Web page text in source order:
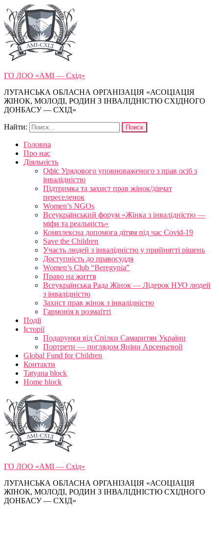
ГО ЛОО «АМІ — Схід»
ЛУГАНСЬКА ОБЛАСНА ОРГАНІЗАЦІЯ «АСОЦІАЦІЯ
ЖІНОК, МОЛОДІ, РОДИН З ІНВАЛІДНІСТЮ СХІДНОГО
ДОНБАСУ — СХІД»
Найти:
Головна
Про нас
Діяльність
Офіс Урядового уповноваженого з прав осіб з
інвалідністю
Підтримка та захист прав жінок/дівчат
переселенок
Women’s NGOs
Всеукраїнський форум «Жінка з інвалідністю —
міфи та реальність»
Комплексна допомога дітям під час Covid-19
Save the Children
Участь людей з інвалідністю у прийнятті рішень
Доступність до правосуддя
Women’s Club “Beregynia”
Право на життя
Всеукраїнська Рада Жінок — Лідерок НУО людей
з інвалідністю
Захист прав жінок з інвалідністю
Гармонія в розмаїтті
Події
Історії
Подарунки від Спілки Самаритян України
Портрети — поглядом Яніни Арсеньевой
Global Fund for Children
Контакти
Tatyana block
Home block
ГО ЛОО «АМІ — Схід»
ЛУГАНСЬКА ОБЛАСНА ОРГАНІЗАЦІЯ «АСОЦІАЦІЯ
ЖІНОК, МОЛОДІ, РОДИН З ІНВАЛІДНІСТЮ СХІДНОГО
ДОНБАСУ — СХІД»